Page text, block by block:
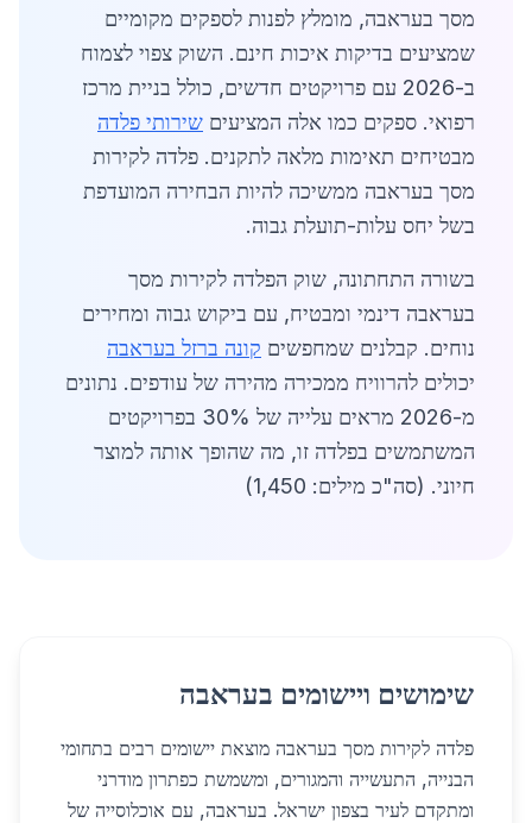
מסך בעראבה, מומלץ לפנות לספקים מקומיים
שמציעים בדיקות איכות חינם. השוק צפוי לצמוח
ב-2026 עם פרויקטים חדשים, כולל בניית מרכז
רפואי. ספקים כמו אלה המציעים שירותי פלדה
מבטיחים תאימות מלאה לתקנים. פלדה לקירות
מסך בעראבה ממשיכה להיות הבחירה המועדפת
בשל יחס עלות-תועלת גבוה.
בשורה התחתונה, שוק הפלדה לקירות מסך
בעראבה דינמי ומבטיח, עם ביקוש גבוה ומחירים
נוחים. קבלנים שמחפשים קונה ברזל בעראבה
יכולים להרוויח ממכירה מהירה של עודפים. נתונים
מ-2026 מראים עלייה של 30% בפרויקטים
המשתמשים בפלדה זו, מה שהופך אותה למוצר
חיוני. (סה"כ מילים: 1,450)
שימושים ויישומים בעראבה
פלדה לקירות מסך בעראבה מוצאת יישומים רבים בתחומי
הבנייה, התעשייה והמגורים, ומשמשת כפתרון מודרני
ומתקדם לעיר בצפון ישראל. בעראבה, עם אוכלוסייה של